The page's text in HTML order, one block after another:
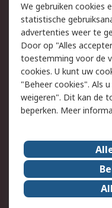
Track & Trace
Wettelijk
Cookiebeleid
Privacybeleid
Algemene
Over RS
RS Group
RS wereldwijd
ESG
We gebruiken cookies
statistische
advertenties weer te
Door op "Alles
toestemming voor de
cookies. U kunt uw
"Beheer cookies". Als
weigeren". Dit kan de
beperken. Meer